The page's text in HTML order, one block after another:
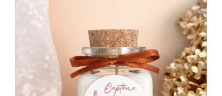
peuvent
être
choisies
sur
la
page
du
produit